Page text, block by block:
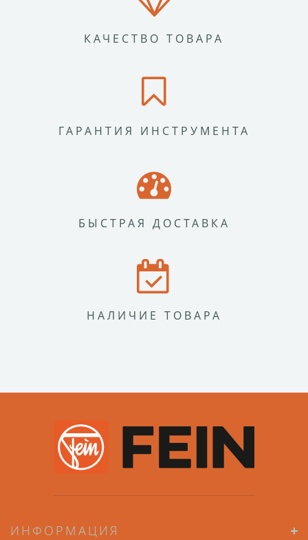
КАЧЕСТВО ТОВАРА
ГАРАНТИЯ ИНСТРУМЕНТА
БЫСТРАЯ ДОСТАВКА
НАЛИЧИЕ ТОВАРА
ИНФОРМАЦИЯ